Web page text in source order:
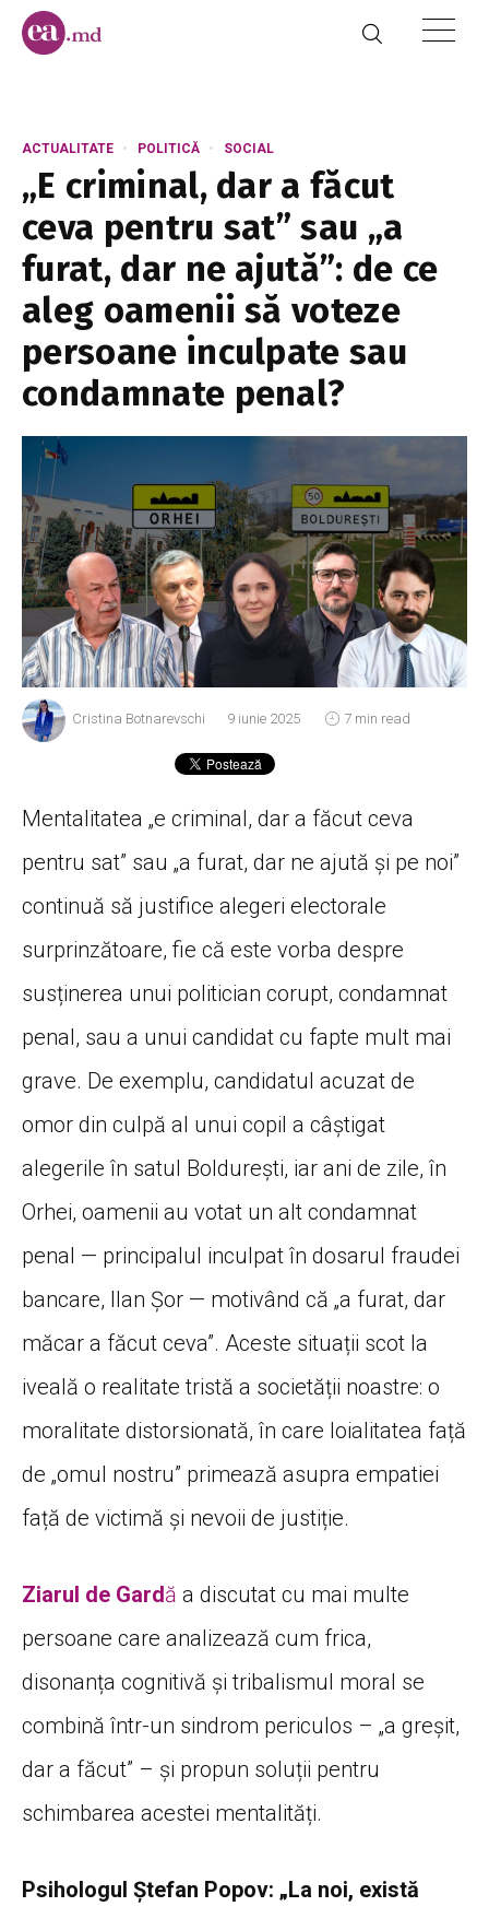
ACTUALITATE POLITICĂ SOCIAL
„E criminal, dar a făcut
ceva pentru sat” sau „a
furat, dar ne ajută”: de ce
aleg oamenii să voteze
persoane inculpate sau
condamnate penal?
Cristina Botnarevschi 9 iunie 2025 7 min read
Mentalitatea „e criminal, dar a făcut ceva
pentru sat” sau „a furat, dar ne ajută și pe noi”
continuă să justifice alegeri electorale
surprinzătoare, fie că este vorba despre
susținerea unui politician corupt, condamnat
penal, sau a unui candidat cu fapte mult mai
grave. De exemplu, candidatul acuzat de
omor din culpă al unui copil a câștigat
alegerile în satul Boldurești, iar ani de zile, în
Orhei, oamenii au votat un alt condamnat
penal — principalul inculpat în dosarul fraudei
bancare, Ilan Șor — motivând că „a furat, dar
măcar a făcut ceva”. Aceste situații scot la
iveală o realitate tristă a societății noastre: o
moralitate distorsionată, în care loialitatea față
de „omul nostru” primează asupra empatiei
față de victimă și nevoii de justiție.
Ziarul de Gardă a discutat cu mai multe
persoane care analizează cum frica,
disonanța cognitivă și tribalismul moral se
combină într-un sindrom periculos – „a greșit,
dar a făcut” – și propun soluții pentru
schimbarea acestei mentalități.
Psihologul Ștefan Popov: „La noi, există